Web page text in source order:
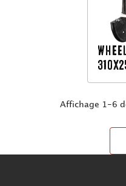
WHEEL
Affichage 1-6